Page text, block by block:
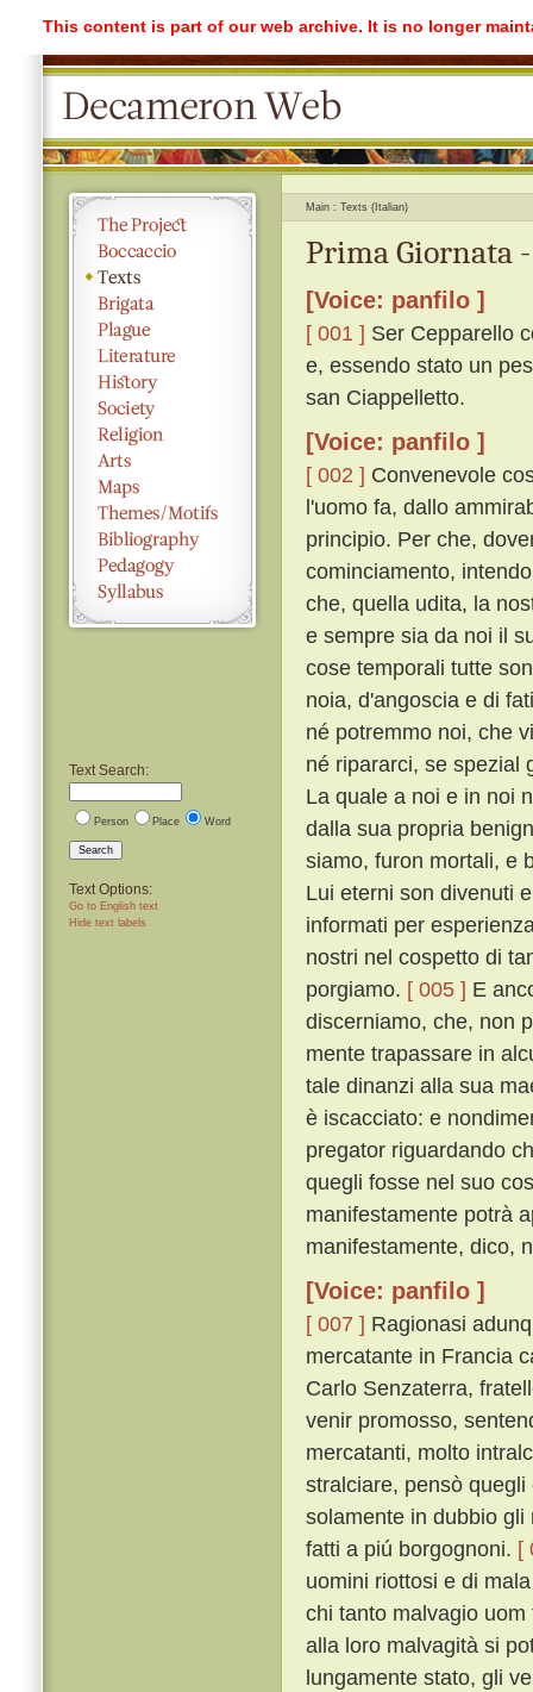
This content is part of our web archive. It is no longer
Text Search:
Person Place Word
Search
Text Options:
Go to English text
Hide text labels
Main Texts (Italian)
Prima Giornata
[Voice: panfilo ]
[ 001 ] Ser Cepparello
e, essendo stato un
san Ciappelletto.
[Voice: panfilo ]
[ 002 ] Convenevole
l'uomo fa, dallo
principio. Per che,
cominciamento,
che, quella udita, la
e sempre sia da noi il
cose temporali tutte
noia, d'angoscia e di
né potremmo noi, che
né ripararci, se spezial
La quale a noi e in noi
dalla sua propria
siamo, furon mortali, e
Lui eterni son divenuti
informati per
nostri nel cospetto di
porgiamo. [ 005 ] E
discerniamo, che, non
mente trapassare in
tale dinanzi alla sua
è iscacciato: e
pregator riguardando
quegli fosse nel suo
manifestamente potrà
manifestamente, dico,
[Voice: panfilo ]
[ 007 ] Ragionasi
mercatante in Francia
Carlo Senzaterra,
venir promosso,
mercatanti, molto
stralciare, pensò
solamente in dubbio
fatti a piú borgognoni. [
uomini riottosi e di
chi tanto malvagio
alla loro malvagità si
lungamente stato, gli